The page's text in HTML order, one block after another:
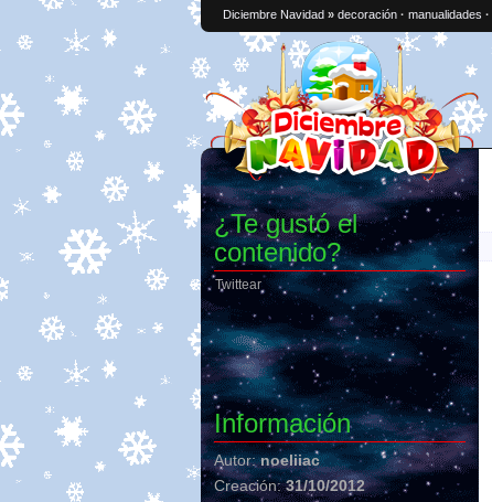
Diciembre Navidad » decoración · manualidades ·
¿Te gustó el
contenido?
Twittear
Información
Autor:noeliiac
Creación:31/10/2012